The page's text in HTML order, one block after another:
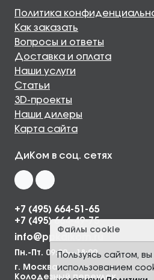
Файлы cookie
Пользуясь сайтом,
использованием
Политика
Как заказать
Вопросы и ответы
Доставка и оплата
Наши услуги
Статьи
3D-проекты
Наши дилеры
Карта сайта
ДиКом в соц. сетях
+7 (495) 664-51-65
+7 (495) 664-49-75
info@ppkdikom.ru
Пн.-Пт. 09:00—18:00
г. Москва,
Колодезный переулок,